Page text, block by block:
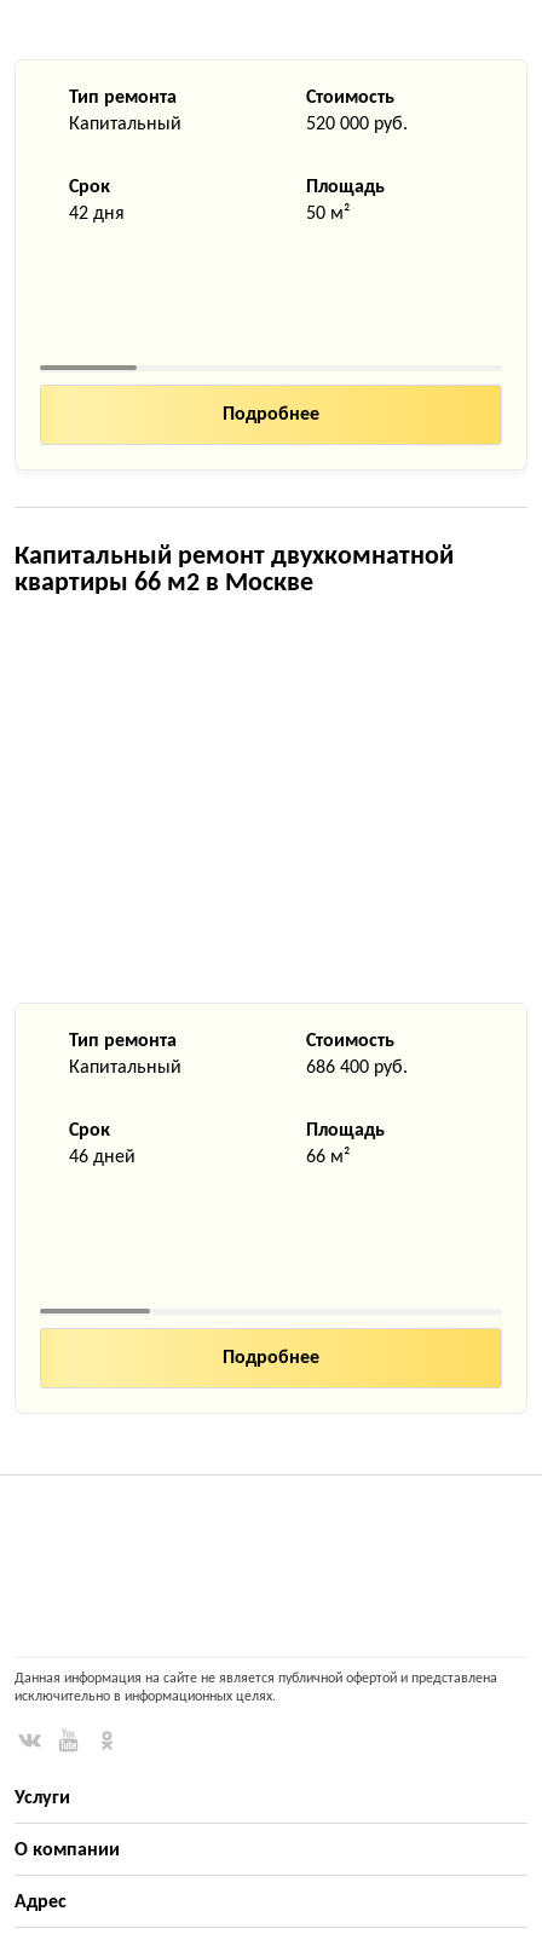
Тип ремонта
Капитальный
Стоимость
520 000 руб.
Срок
42 дня
Площадь
50 м²
Подробнее
Капитальный ремонт двухкомнатной
квартиры 66 м2 в Москве
Тип ремонта
Капитальный
Стоимость
686 400 руб.
Срок
46 дней
Площадь
66 м²
Подробнее
Данная информация на сайте не является публичной офертой и представлена
исключительно в информационных целях.
Услуги
О компании
Адрес